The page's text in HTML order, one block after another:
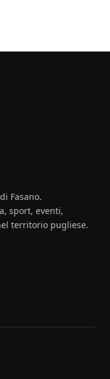
Fasano.
sport, eventi,
territorio pugliese.